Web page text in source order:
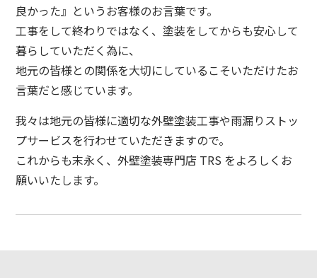
良かった』というお客様のお言葉です。
工事をして終わりではなく、塗装をしてからも安心して
暮らしていただく為に、
地元の皆様との関係を大切にしているこそいただけたお
言葉だと感じています。
我々は地元の皆様に適切な外壁塗装工事や雨漏りストッ
プサービスを行わせていただきますので。
これからも末永く、外壁塗装専門店 TRS をよろしくお
願いいたします。